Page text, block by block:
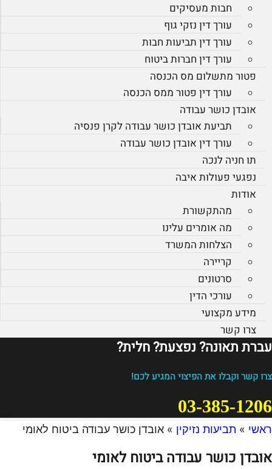
חבות מעסיקים
עורך דין נזקי גוף
עורך דין תביעות חבות
עורך דין חברות ביטוח
פטור מתשלום מס הכנסה
עורך דין פטור ממס הכנסה
אובדן כושר עבודה
תביעת אובדן כושר עבודה לקרן פנסיה
עורך דין אובדן כושר עבודה
תו חניה לנכה
נפגעי פעולות איבה
אודות
מהתקשורת
מה אומרים עלינו
הצלחות המשרד
קריירה
סרטונים
עורכי הדין
מידע מקצועי
צרו קשר
עברת תאונה? נפצעת? חלית?​
צרו קשר וקבלו את הפיצוי המגיע לכם!
03-385-1206
ראשי » תביעות נזיקין » אובדן כושר עבודה ביטוח לאומי
אובדן כושר עבודה ביטוח לאומי